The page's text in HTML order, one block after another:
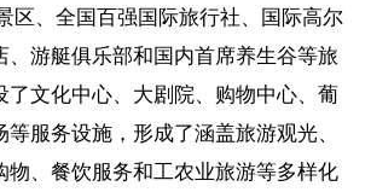
区、全国百强国际旅行社、国际高尔
、游艇俱乐部和国内首席养生谷等旅
了文化中心、大剧院、购物中心、葡
服务设施，形成了涵盖旅游观光、
物、餐饮服务和工农业旅游等多样化